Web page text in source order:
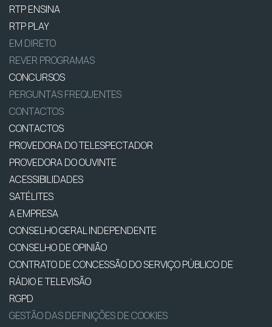
RTP ENSINA
RTP PLAY
EM DIRETO
REVER PROGRAMAS
CONCURSOS
PERGUNTAS FREQUENTES
CONTACTOS
CONTACTOS
PROVEDORA DO TELESPECTADOR
PROVEDORA DO OUVINTE
ACESSIBILIDADES
SATÉLITES
A EMPRESA
CONSELHO GERAL INDEPENDENTE
CONSELHO DE OPINIÃO
CONTRATO DE CONCESSÃO DO SERVIÇO PÚBLICO DE
RÁDIO E TELEVISÃO
RGPD
GESTÃO DAS DEFINIÇÕES DE COOKIES